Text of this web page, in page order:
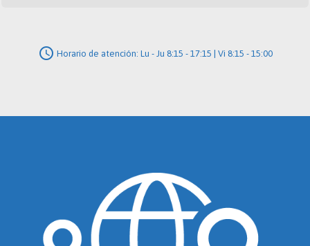
schedule Horario de atención: Lu - Ju 8:15 - 17:15 | Vi 8:15 - 15:00